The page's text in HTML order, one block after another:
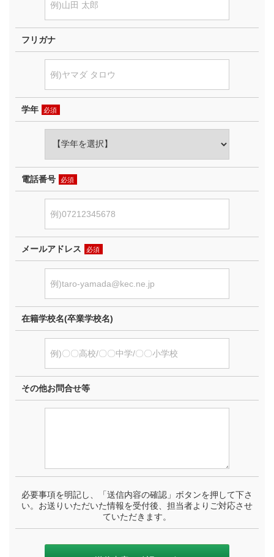
フリガナ
学年 必須
電話番号 必須
メールアドレス 必須
在籍学校名(卒業学校名)
その他お問合せ等
必要事項を明記し、「送信内容の確認」ボタンを押して下さ
い。お送りいただいた情報を受付後、担当者よりご対応させ
ていただきます。